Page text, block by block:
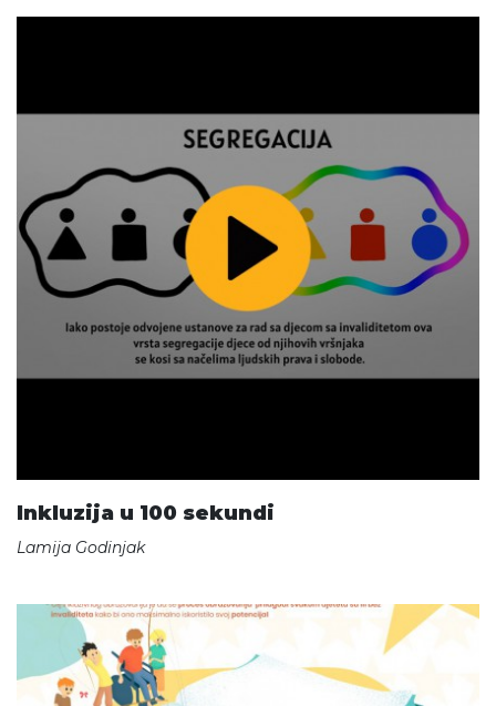
Inkluzija u 100 sekundi
Lamija Godinjak